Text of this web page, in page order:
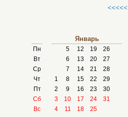
<<<<<
Пн
Вт
Ср
Чт
Пт
Сб
Вс
Январь
5 12 19
26
6
13 20
27
7
14 21
28
1
8 15 22
29
2
9 16 23
30
3
10 17 24
31
4
11 18 25